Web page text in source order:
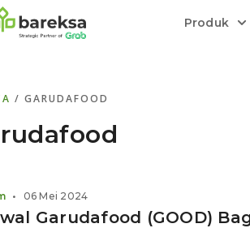
Produk
Transaksi cepat,
Bebas pilih partner penyimpanan, harga
relatif stabil.
Menyediakan layanan manajemen
Informasi terkini dan tepercaya terkait
Kenali rekam jejak dan
/ GARUDAFOOD
Garudafood (GOOD)
• 06 Mei 2024